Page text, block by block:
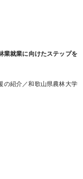
業就業に向けたステップを
の紹介／和歌山県農林大学